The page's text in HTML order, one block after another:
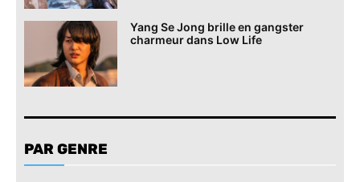
Yang Se Jong brille en gangster
charmeur dans Low Life
PAR GENRE